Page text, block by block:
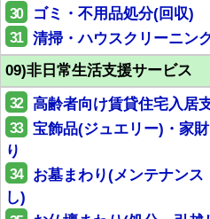
30 ゴミ・不用品処分(回収)
31
清掃・ハウスクリーニン
09)非日常生活支援サービス
32 高齢者向け賃貸住宅入居
33
宝飾品(ジュエリー)・家
り
34
お墓まわり(メンテナン
し)